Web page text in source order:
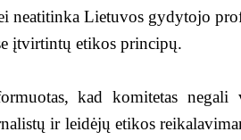
neatitinka Lietuvos gydytojo
įtvirtintų etikos principų.
kad komitetas negali
ir leidėjų etikos